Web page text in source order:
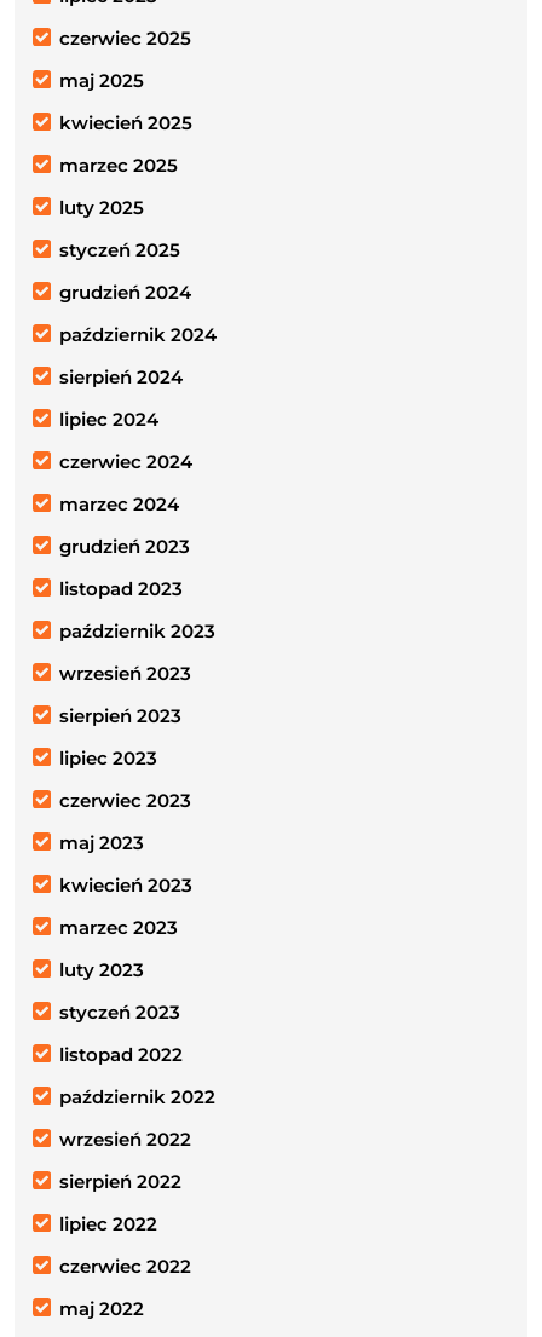
czerwiec 2025
maj 2025
kwiecień 2025
marzec 2025
luty 2025
styczeń 2025
grudzień 2024
październik 2024
sierpień 2024
lipiec 2024
czerwiec 2024
marzec 2024
grudzień 2023
listopad 2023
październik 2023
wrzesień 2023
sierpień 2023
lipiec 2023
czerwiec 2023
maj 2023
kwiecień 2023
marzec 2023
luty 2023
styczeń 2023
listopad 2022
październik 2022
wrzesień 2022
sierpień 2022
lipiec 2022
czerwiec 2022
maj 2022